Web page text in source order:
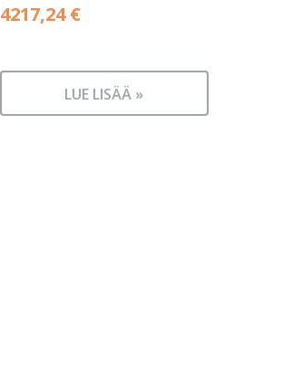
4217,24€
LUE LISÄÄ »